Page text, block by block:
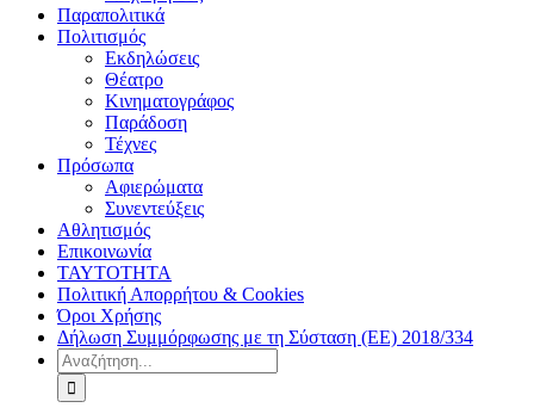
Παραπολιτικά
Πολιτισμός
Εκδηλώσεις
Θέατρο
Κινηματογράφος
Παράδοση
Τέχνες
Πρόσωπα
Αφιερώματα
Συνεντεύξεις
Αθλητισμός
Επικοινωνία
ΤΑΥΤΟΤΗΤΑ
Πολιτική Απορρήτου & Cookies
Όροι Χρήσης
Δήλωση Συμμόρφωσης με τη Σύσταση (ΕΕ) 2018/334
Αναζήτηση
για: